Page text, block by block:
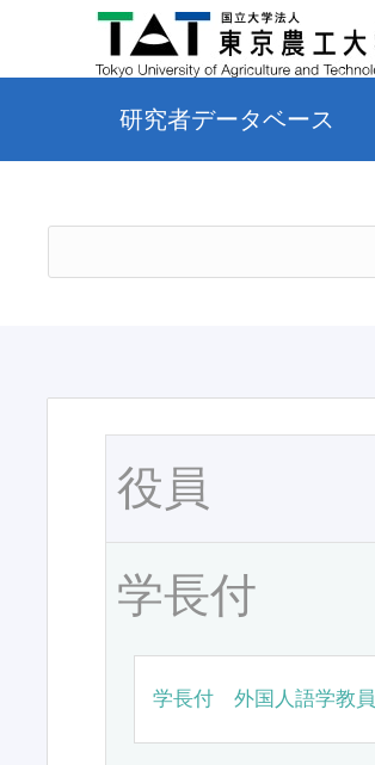
研究者データベース
役員
学長付
学長付 外国人語学教員